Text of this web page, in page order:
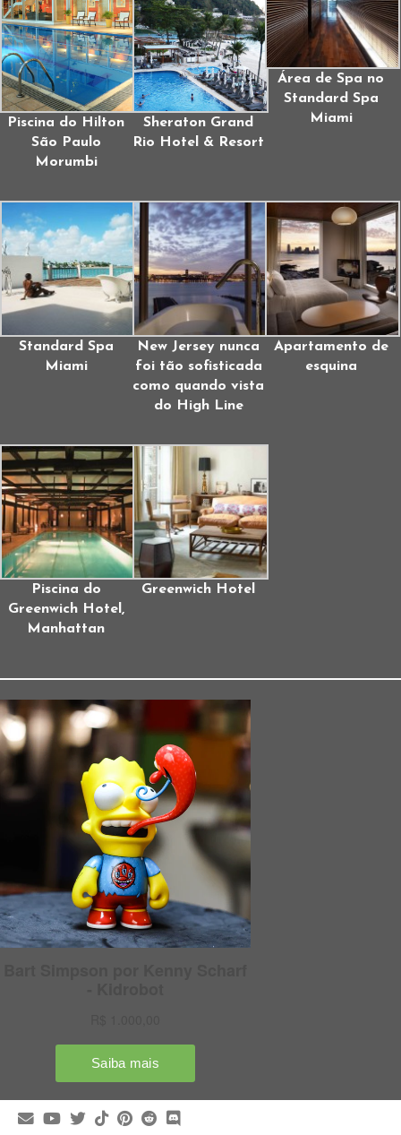
Piscina do Hilton
São Paulo
Morumbi
Sheraton Grand
Rio Hotel & Resort
Área de Spa no
Standard Spa
Miami
Standard Spa
Miami
New Jersey nunca
foi tão sofisticada
como quando vista
do High Line
Apartamento de
esquina
Piscina do
Greenwich Hotel,
Manhattan
Greenwich Hotel